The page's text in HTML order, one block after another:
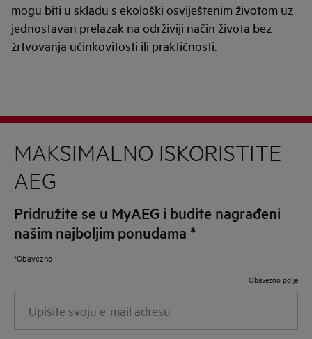
mogu biti u skladu s ekološki osviještenim životom uz
jednostavan prelazak na održiviji način života bez
žrtvovanja učinkovitosti ili praktičnosti.
MAKSIMALNO ISKORISTITE
AEG
Pridružite se u MyAEG i budite nagrađeni
našim najboljim ponudama *
*Obavezno
Obavezno polje
svoju